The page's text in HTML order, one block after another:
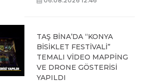
TAŞ BİNA’DA “KONYA
BİSİKLET FESTİVALİ”
TEMALI VİDEO MAPPİNG
VE DRONE GÖSTERİSİ
YAPILDI